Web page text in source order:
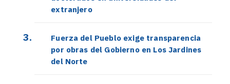
extranjero
Fuerza del Pueblo exige transparencia
por obras del Gobierno en Los Jardines
del Norte